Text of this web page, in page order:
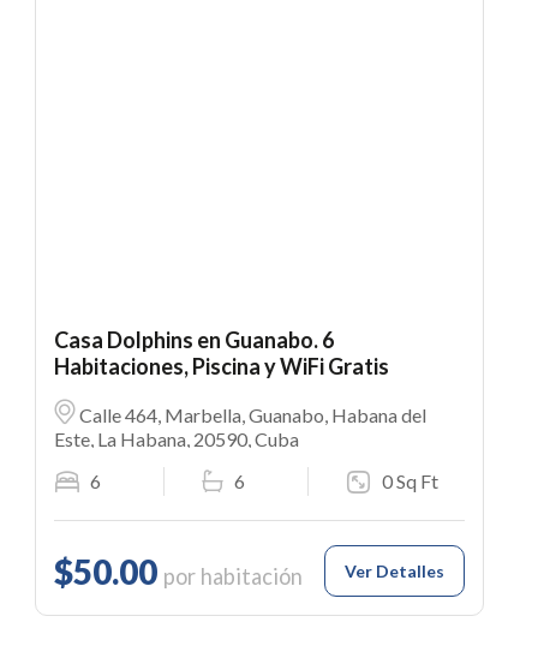
Casa Dolphins en Guanabo. 6
Habitaciones, Piscina y WiFi Gratis
Calle 464, Marbella, Guanabo, Habana del
Este, La Habana, 20590, Cuba
6
6 0 Sq Ft
$50.00 por habitación Ver Detalles